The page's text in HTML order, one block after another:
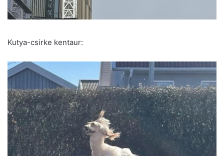
Kutya-csirke kentaur: